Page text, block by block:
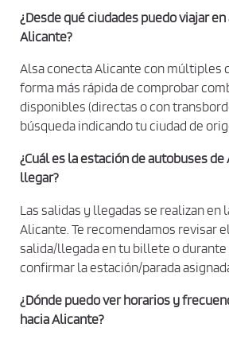
t
i
a
d
e
r
a
c
a
d
¿Desde qué ciudades puedo viajar
Alicante?
Alsa conecta Alicante con múltiples
forma más rápida de comprobar
disponibles (directas o con
búsqueda indicando tu ciudad de
¿Cuál es la estación de autobuses
llegar?
Las salidas y llegadas se realizan en
Alicante. Te recomendamos revisar
salida/llegada en tu billete o durante
confirmar la estación/parada
¿Dónde puedo ver horarios y
hacia Alicante?